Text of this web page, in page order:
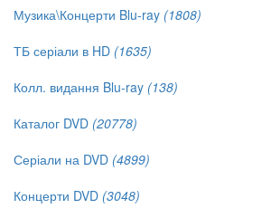
Музика\Концерти Blu-ray (1808)
ТБ серіали в HD (1635)
Колл. видання Blu-ray (138)
Каталог DVD (20778)
Серіали на DVD (4899)
Концерти DVD (3048)